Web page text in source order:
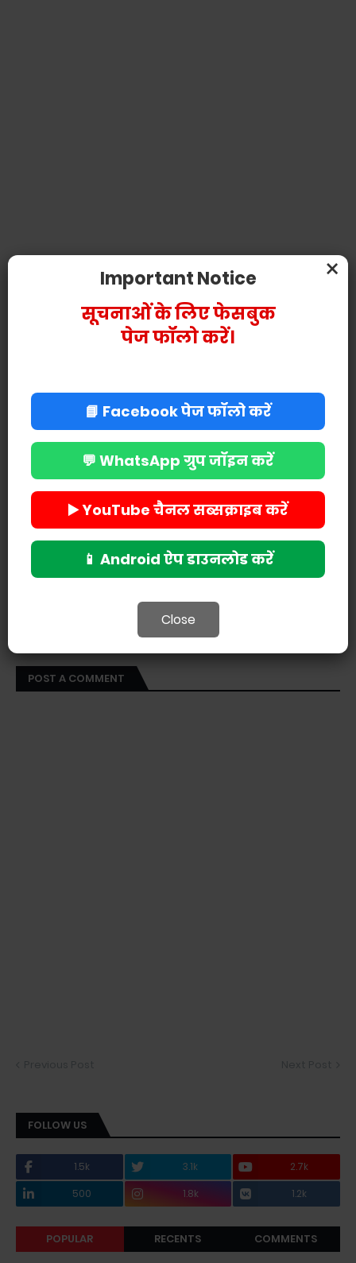
POST A COMMENT
×
Important Notice
सूचनाओं के लिए फेसबुक
पेज फॉलो करें।
📘 Facebook पेज फॉलो करें
💬 WhatsApp ग्रुप जॉइन करें
▶️ YouTube चैनल सब्सक्राइब करें
📱 Android ऐप डाउनलोड करें
Close
FOLLOW US
1.5k 3.1k
2.7k
500
1.8k 1.2k
POPULAR RECENTS COMMENTS